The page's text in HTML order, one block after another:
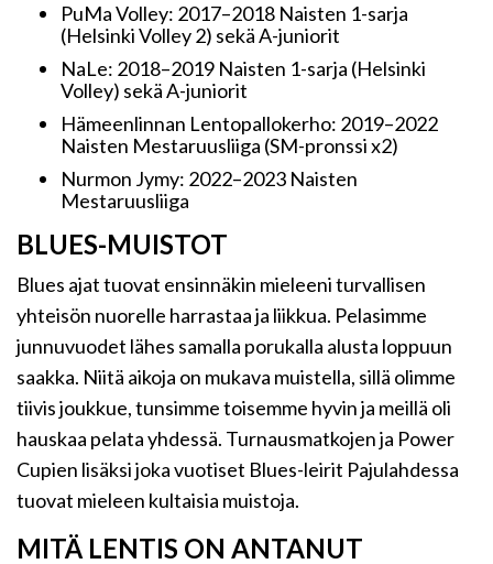
PuMa Volley: 2017–2018 Naisten 1-sarja
(Helsinki Volley 2) sekä A-juniorit
NaLe: 2018–2019 Naisten 1-sarja (Helsinki
Volley) sekä A-juniorit
Hämeenlinnan Lentopallokerho: 2019–2022
Naisten Mestaruusliiga (SM-pronssi x2)
Nurmon Jymy: 2022–2023 Naisten
Mestaruusliiga
BLUES-MUISTOT
Blues ajat tuovat ensinnäkin mieleeni turvallisen
yhteisön nuorelle harrastaa ja liikkua. Pelasimme
junnuvuodet lähes samalla porukalla alusta loppuun
saakka. Niitä aikoja on mukava muistella, sillä olimme
tiivis joukkue, tunsimme toisemme hyvin ja meillä oli
hauskaa pelata yhdessä. Turnausmatkojen ja Power
Cupien lisäksi joka vuotiset Blues-leirit Pajulahdessa
tuovat mieleen kultaisia muistoja.
MITÄ LENTIS ON ANTANUT